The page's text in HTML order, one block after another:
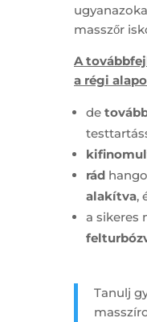
masszőr
A
a régi
de
rád
alakítva,
a sikeres
Tanulj